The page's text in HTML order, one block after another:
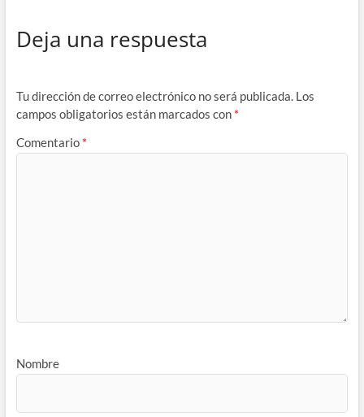
Deja una respuesta
Tu dirección de correo electrónico no será publicada. Los
campos obligatorios están marcados con *
Comentario *
Nombre